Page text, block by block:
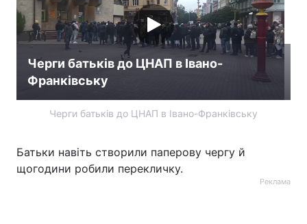
Відео з Youtube Статті
Інтерв'ю Думки
Послуги
Черги батьків до ЦНАП в Івано-
Франківську
Черги батьків до ЦНАП в Івано-Франківську
Батьки навіть створили паперову чергу й
щогодини робили перекличку.
Реклама